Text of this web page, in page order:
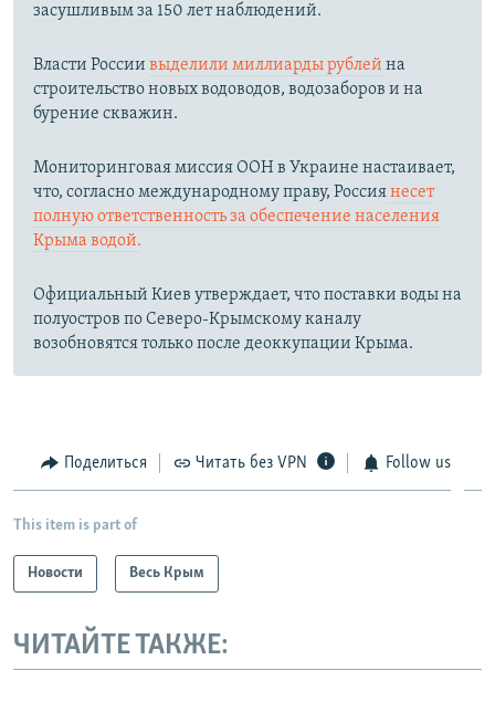
засушливым за 150 лет наблюдений.​
Власти России выделили миллиарды рублей на
строительство новых водоводов, водозаборов и на
бурение скважин.
Мониторинговая миссия ООН в Украине настаивает,
что, согласно международному праву, Россиянесет
полную ответственность за обеспечение населения
Крыма водой.
Официальный Киев утверждает, что поставки воды на
полуостров по Северо-Крымскому каналу
возобновятся только после деоккупации Крыма.
Поделиться Читать без VPN Follow us
This item is part of
Новости Весь Крым
ЧИТАЙТЕ ТАКЖЕ: